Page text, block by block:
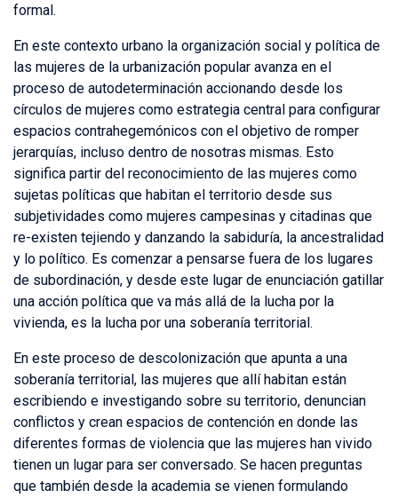
formal.
En este contexto urbano la organización social y política de
las mujeres de la urbanización popular avanza en el
proceso de autodeterminación accionando desde los
círculos de mujeres como estrategia central para configurar
espacios contrahegemónicos con el objetivo de romper
jerarquías, incluso dentro de nosotras mismas. Esto
significa partir del reconocimiento de las mujeres como
sujetas políticas que habitan el territorio desde sus
subjetividades como mujeres campesinas y citadinas que
re-existen tejiendo y danzando la sabiduría, la ancestralidad
y lo político. Es comenzar a pensarse fuera de los lugares
de subordinación, y desde este lugar de enunciación gatillar
una acción política que va más allá de la lucha por la
vivienda, es la lucha por una soberanía territorial.
En este proceso de descolonización que apunta a una
soberanía territorial, las mujeres que allí habitan están
escribiendo e investigando sobre su territorio, denuncian
conflictos y crean espacios de contención en donde las
diferentes formas de violencia que las mujeres han vivido
tienen un lugar para ser conversado. Se hacen preguntas
que también desde la academia se vienen formulando